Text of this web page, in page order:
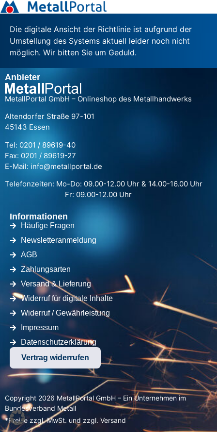
Die digitale Ansicht der Richtlinie ist aufgrund der
Umstellung des Systems aktuell leider noch nicht
möglich. Wir bitten Sie um Geduld.
Anbieter
MetallPortal GmbH – Onlineshop des Metallhandwerks
Altendorfer Straße 97-101
45143 Essen
Tel: 0201 / 89619-40
Fax: 0201 / 89619-27
E-Mail: info@metallportal.de
Telefonzeiten: Mo-Do: 09.00-12.00 Uhr & 14.00-16.00 Uhr
Fr: 09.00-12.00 Uhr
Informationen
Häufige Fragen
Newsletteranmeldung
AGB
Zahlungsarten
Versand & Lieferung
Widerruf für digitale Inhalte
Widerruf / Gewährleistung
Impressum
Datenschutzerklärung
Vertrag widerrufen
Copyright 2026 MetallPortal GmbH – Ein Unternehmen im
Bundesverband Metall
*Preise zzgl. MwSt. und zzgl. Versand